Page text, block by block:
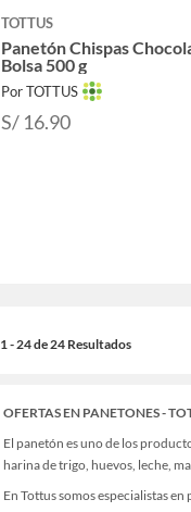
TOTTUS
Panetón Chispas
Bolsa 500 g
Por TOTTUS
S/ 16.90
1 - 24 de 24 Resultados
OFERTAS EN PANETONES -
El panetón es uno de los
harina de trigo, huevos, leche,
En Tottus somos especialistas